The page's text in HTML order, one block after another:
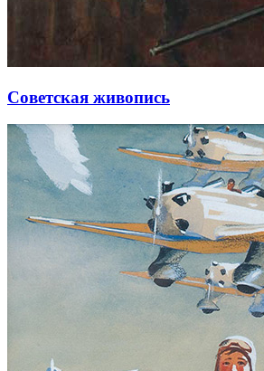
Советская живопись